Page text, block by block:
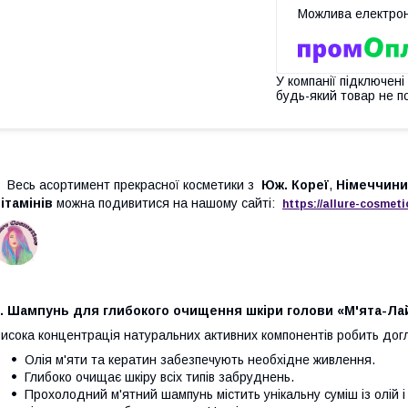
У компанії
будь-який товар не
Весь асортимент прекрасної косметики з Юж. Кореї, Німеччини
можна подивитися на нашому сайті: https://allure-cos
Шампунь для глибокого очищення шкіри голови «М'ята-
концентрація натуральних активних компонентів робить
Олія м'яти та кератин забезпечують необхідне живлення.
Глибоко очищає шкіру всіх типів забруднень.
Прохолодний м'ятний шампунь містить унікальну суміш із олій